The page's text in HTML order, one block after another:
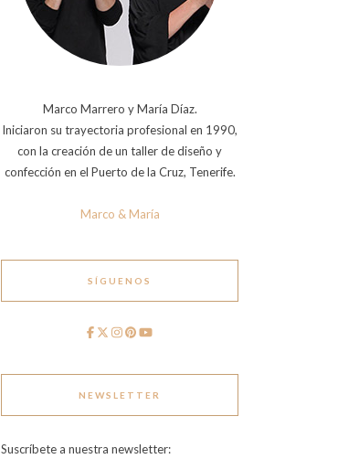
Marco Marrero y María Díaz.
Iniciaron su trayectoria profesional en 1990,
con la creación de un taller de diseño y
confección en el Puerto de la Cruz, Tenerife.
Marco & María
SÍGUENOS
NEWSLETTER
Suscríbete a nuestra newsletter: